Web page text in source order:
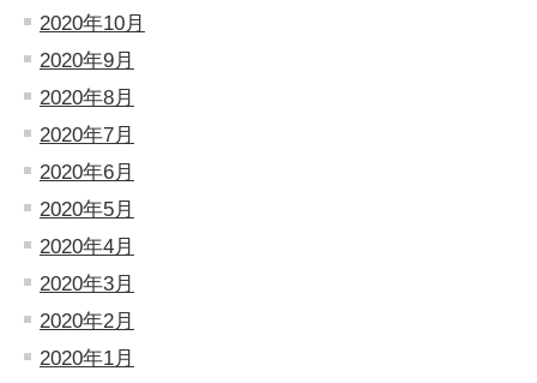
2020年10月
2020年9月
2020年8月
2020年7月
2020年6月
2020年5月
2020年4月
2020年3月
2020年2月
2020年1月